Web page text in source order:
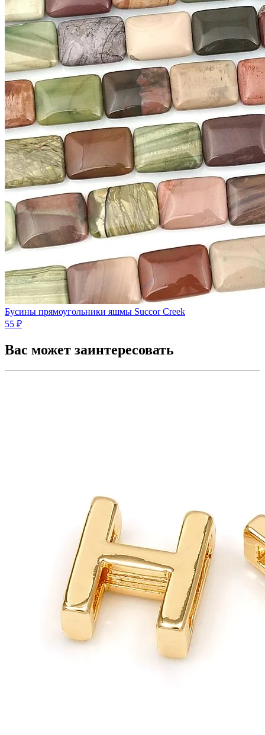
Бусины прямоугольники яшмы Succor Creek
55 ₽
Вас может заинтересовать